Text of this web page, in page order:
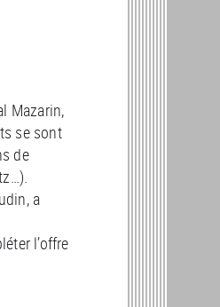
Mazarin,
se sont
de
a
l’offre